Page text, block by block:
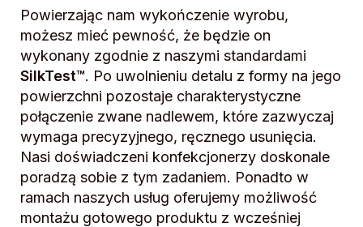
Powierzając nam wykończenie wyrobu,
możesz mieć pewność, że będzie on
wykonany zgodnie z naszymi standardami
SilkTest™. Po uwolnieniu detalu z formy na jego
powierzchni pozostaje charakterystyczne
połączenie zwane nadlewem, które zazwyczaj
wymaga precyzyjnego, ręcznego usunięcia.
Nasi doświadczeni konfekcjonerzy doskonale
poradzą sobie z tym zadaniem. Ponadto w
ramach naszych usług oferujemy możliwość
montażu gotowego produktu z wcześniej